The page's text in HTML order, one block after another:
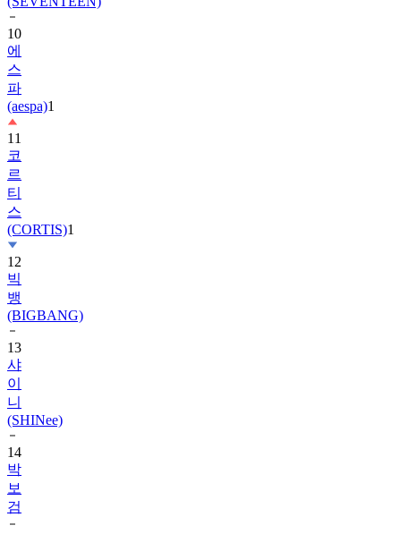
에
스
파
(aespa)
11
코
르
티
스
(CORTIS)
12
빅
뱅
(BIGBANG)
13
샤
이
니
(SHINee)
14
박
보
검
15
알